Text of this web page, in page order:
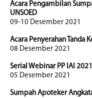
Acara Pengambilan
UNSOED
09-10 Desember 2021
Acara Penyerahan Tanda
08 Desember 2021
Serial Webinar PP IAI
05 Desember 2021
Sumpah Apoteker